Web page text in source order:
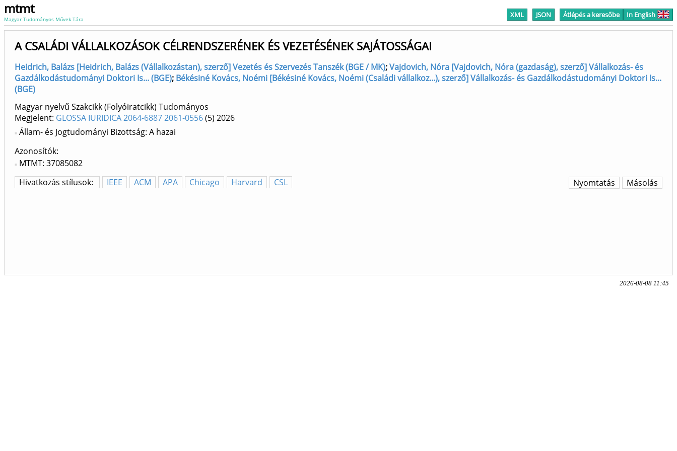
mtmt
Magyar Tudományos Művek Tára XML JSON Átlépés a keresőbe In English
A CSALÁDI VÁLLALKOZÁSOK CÉLRENDSZERÉNEK ÉS VEZETÉSÉNEK SAJÁTOSSÁGAI
Heidrich, Balázs [Heidrich, Balázs (Vállalkozástan), szerző] Vezetés és Szervezés Tanszék (BGE / MK);Vajdovich, Nóra [Vajdovich, Nóra (gazdaság), szerző] Vállalkozás- és
Gazdálkodástudományi Doktori Is... (BGE); Békésiné Kovács, Noémi [Békésiné Kovács, Noémi (Családi vállalkoz...), szerző] Vállalkozás- és Gazdálkodástudományi Doktori Is...
(BGE)
Magyar nyelvű Szakcikk (Folyóiratcikk) Tudományos
Megjelent: GLOSSA IURIDICA 2064-6887 2061-0556(5) 2026
Állam- és Jogtudományi Bizottság: A hazai
Azonosítók
MTMT: 37085082
Hivatkozás stílusok:
IEEE ACM APA Chicago Harvard CSL Másolás
Nyomtatás
2026-08-08 11:45